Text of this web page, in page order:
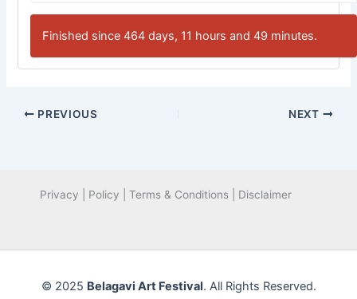
Finished since 464 days, 11 hours and 49 minutes.
PREVIOUS NEXT
Privacy | Policy | Terms & Conditions | Disclaimer
© 2025 Belagavi Art Festival. All Rights Reserved.